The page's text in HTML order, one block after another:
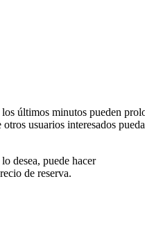
últimos minutos pueden
usuarios interesados
desea, puede hacer
de reserva.